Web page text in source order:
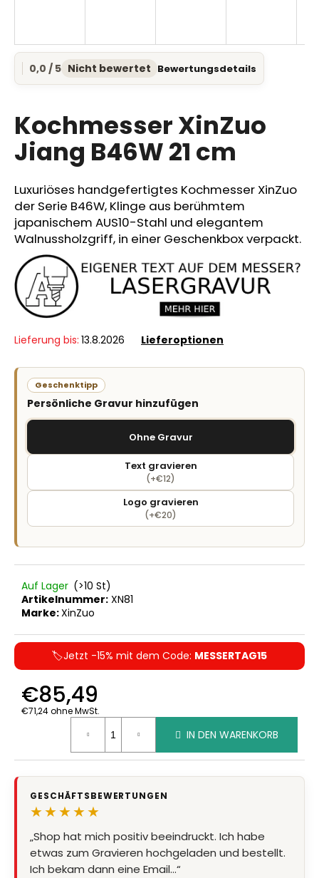
Die
durchschnittliche
ist
0,0
von
5
0,0 / 5 Nicht bewertet Bewertungsdetails
Kochmesser XinZuo
Jiang B46W 21 cm
Luxuriöses handgefertigtes Kochmesser XinZuo
der Serie B46W, Klinge aus berühmtem
japanischem AUS10-Stahl und elegantem
Walnussholzgriff, in einer Geschenkbox verpackt.
Lieferung bis: 13.8.2026 Lieferoptionen
Geschenktipp
Persönliche Gravur hinzufügen
Ohne Gravur
Text gravieren
(+€12)
Logo gravieren
(+€20)
Auf Lager (>10 St)
Artikelnummer: XN81
Marke:XinZuo
🏷️Jetzt -15% mit dem Code: MESSERTAG15
€85,49
€71,24 ohne MwSt.
IN DEN WARENKORB
GESCHÄFTSBEWERTUNGEN
★★★★★
„Shop hat mich positiv beeindruckt. Ich habe
etwas zum Gravieren hochgeladen und bestellt.
Ich bekam dann eine Email…“
SUCHEN
W
i
e
p
f
e
h
e
n